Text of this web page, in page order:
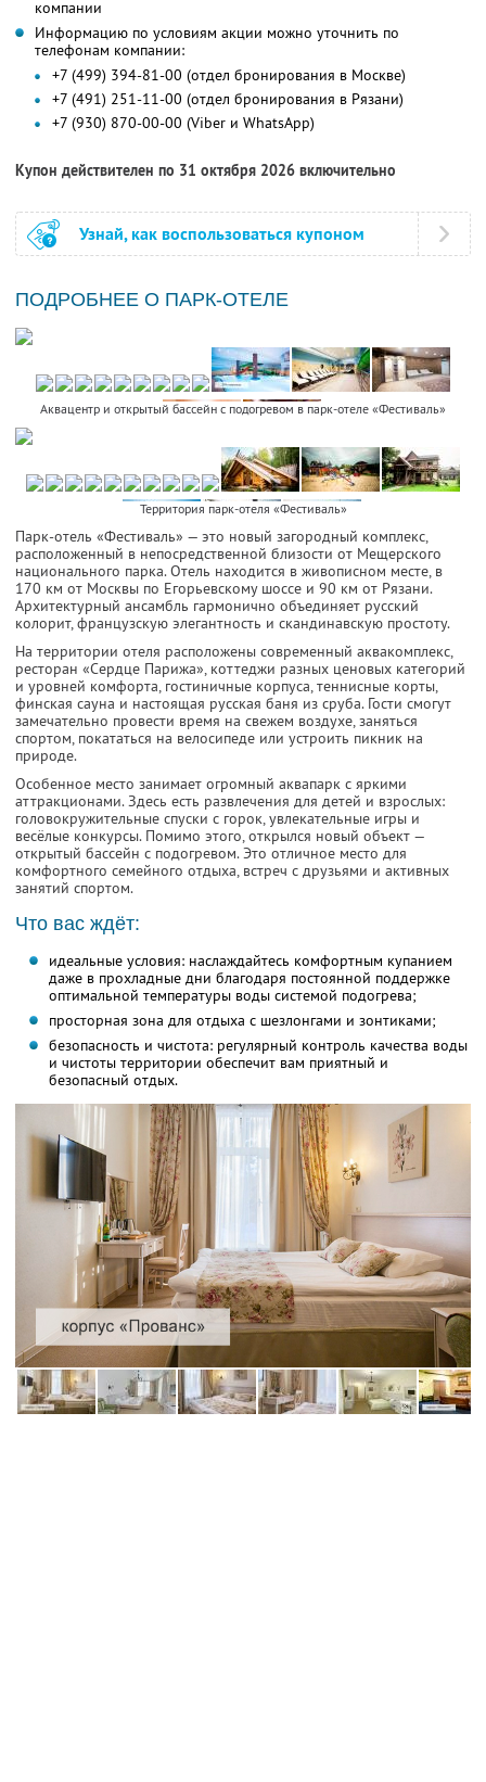
компании
Информацию по условиям акции можно уточнить по
телефонам компании:
+7 (499) 394-81-00 (отдел бронирования в Москве)
+7 (491) 251-11-00 (отдел бронирования в Рязани)
+7 (930) 870-00-00 (Viber и WhatsApp)
Купон действителен по 31 октября 2026 включительно
Узнай, как воспользоваться купоном
ПОДРОБНЕЕ О ПАРК-ОТЕЛЕ
Аквацентр и открытый бассейн с подогревом в парк-отеле «Фестиваль»
Территория парк-отеля «Фестиваль»
Парк-отель «Фестиваль» — это новый загородный комплекс,
расположенный в непосредственной близости от Мещерского
национального парка. Отель находится в живописном месте, в
170 км от Москвы по Егорьевскому шоссе и 90 км от Рязани.
Архитектурный ансамбль гармонично объединяет русский
колорит, французскую элегантность и скандинавскую простоту.
На территории отеля расположены современный аквакомплекс,
ресторан «Сердце Парижа», коттеджи разных ценовых категорий
и уровней комфорта, гостиничные корпуса, теннисные корты,
финская сауна и настоящая русская баня из сруба. Гости смогут
замечательно провести время на свежем воздухе, заняться
спортом, покататься на велосипеде или устроить пикник на
природе.
Особенное место занимает огромный аквапарк с яркими
аттракционами. Здесь есть развлечения для детей и взрослых:
головокружительные спуски с горок, увлекательные игры и
весёлые конкурсы. Помимо этого, открылся новый объект —
открытый бассейн с подогревом. Это отличное место для
комфортного семейного отдыха, встреч с друзьями и активных
занятий спортом.
Что вас ждёт:
идеальные условия: наслаждайтесь комфортным купанием
даже в прохладные дни благодаря постоянной поддержке
оптимальной температуры воды системой подогрева;
просторная зона для отдыха с шезлонгами и зонтиками;
безопасность и чистота: регулярный контроль качества воды
и чистоты территории обеспечит вам приятный и
безопасный отдых.